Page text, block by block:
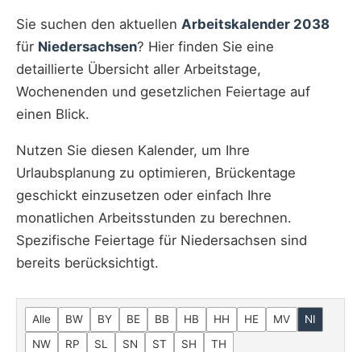
Sie suchen den aktuellen Arbeitskalender 2038
für Niedersachsen? Hier finden Sie eine
detaillierte Übersicht aller Arbeitstage,
Wochenenden und gesetzlichen Feiertage auf
einen Blick.
Nutzen Sie diesen Kalender, um Ihre
Urlaubsplanung zu optimieren, Brückentage
geschickt einzusetzen oder einfach Ihre
monatlichen Arbeitsstunden zu berechnen.
Spezifische Feiertage für Niedersachsen sind
bereits berücksichtigt.
Alle BW BY BE BB HB HH HE MV
NI
NW
RP SL SN ST SH TH